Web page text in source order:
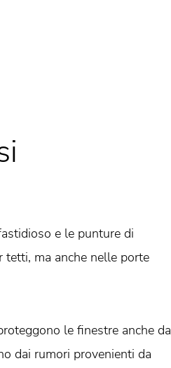
e le punture di
tetti, ma anche nelle porte
le finestre anche da
dai rumori provenienti da